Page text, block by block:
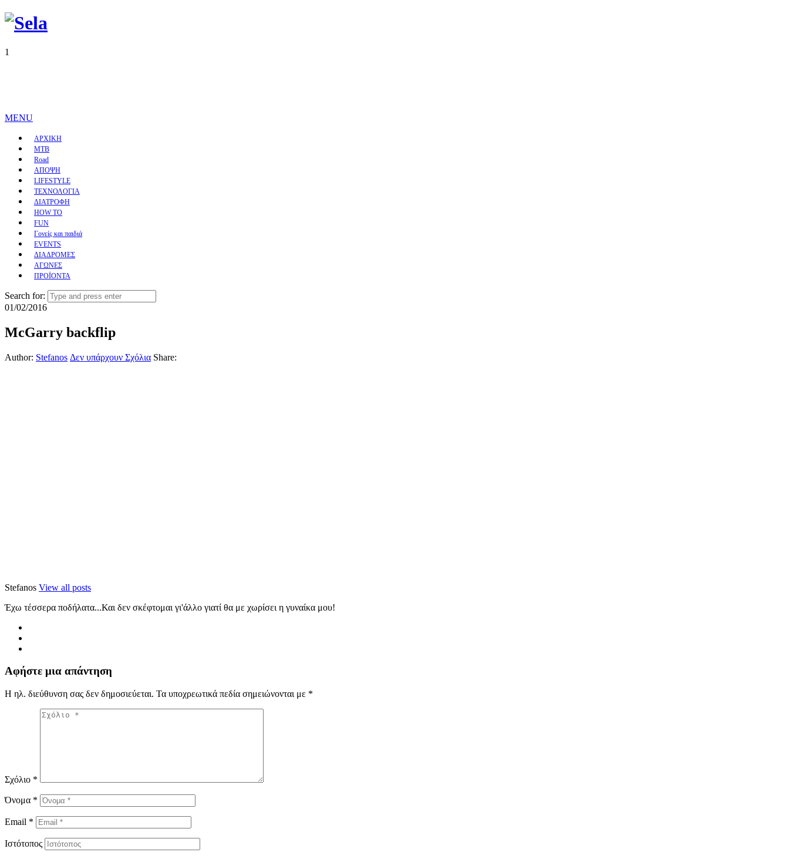
1
MENU
ΑΡΧΙΚΗ
MTB
Road
ΑΠΟΨΗ
LIFESTYLE
ΤΕΧΝΟΛΟΓΙΑ
ΔΙΑΤΡΟΦΗ
HOW TO
FUN
Γονείς και παιδιά
EVENTS
ΔΙΑΔΡΟΜΕΣ
ΑΓΩΝΕΣ
ΠΡΟΪΟΝΤΑ
Search for:
01/02/2016
McGarry backflip
Author: Stefanos Δεν υπάρχουν Σχόλια Share:
Stefanos View all posts
Έχω τέσσερα ποδήλατα...Και δεν σκέφτομαι γι'άλλο γιατί θα με χωρίσει η γυναίκα μου!
Αφήστε μια απάντηση
Η ηλ. διεύθυνση σας δεν δημοσιεύεται. Τα υποχρεωτικά πεδία σημειώνονται με *
Σχόλιο *
Όνομα *
Email *
Ιστότοπος